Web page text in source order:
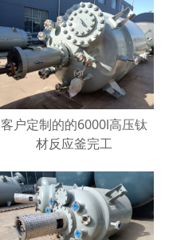
客户定制的的6000l高压钛
材反应釜完工